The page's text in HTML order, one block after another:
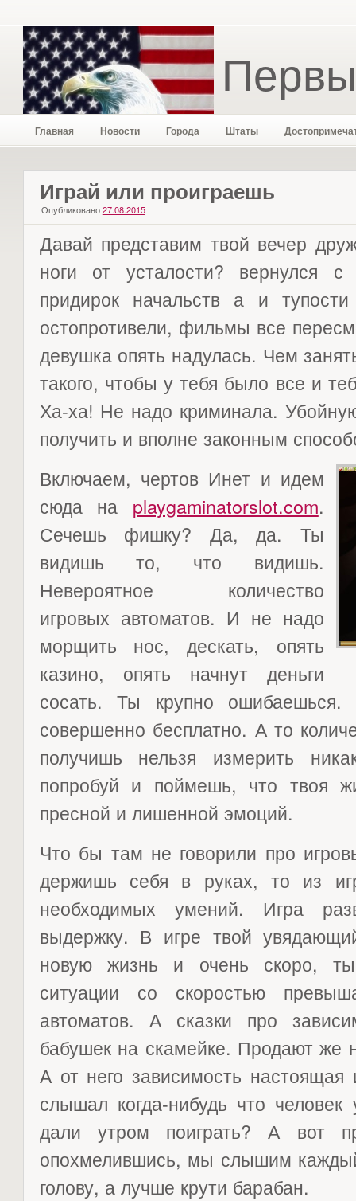
Главная Новости Города Штаты
Играй или проиграешь
Опубликовано 27.08.2015
Давай представим твой вечер
ноги от усталости? вернулся
придирок начальств а и
остопротивели, фильмы все
девушка опять надулась. Чем
такого, чтобы у тебя было все и
Ха-ха! Не надо криминала.
получить и вполне законным
Включаем, чертов Инет и идем
сюда на playgaminatorslot.com.
Сечешь фишку? Да, да. Ты
видишь то, что видишь.
Невероятное количество
игровых автоматов. И не надо
морщить нос, дескать, опять
казино, опять начнут деньги
сосать. Ты крупно
совершенно бесплатно. А то
получишь нельзя измерить
попробуй и поймешь, что твоя
пресной и лишенной эмоций.
Что бы там не говорили про
держишь себя в руках, то из
необходимых умений. Игра
выдержку. В игре твой
новую жизнь и очень скоро, ты
ситуации со скоростью
автоматов. А сказки про
бабушек на скамейке. Продают же
А от него зависимость
слышал когда-нибудь что
дали утром поиграть? А вот
опохмелившись, мы слышим
голову, а лучше крути барабан.